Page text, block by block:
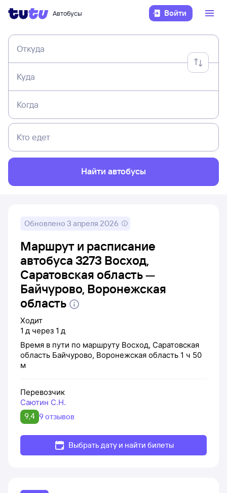
Автобусы Войти
Откуда
Куда
Когда
Кто едет
Найти автобусы
Обновлено 3 апреля 2026
Маршрут и расписание
автобуса 3273 Восход,
Саратовская область —
Байчурово, Воронежская
область
Ходит
1 д через 1 д
Время в пути по маршруту Восход, Саратовская
область Байчурово, Воронежская область 1 ч 50
м
Перевозчик
Саютин С.Н.
9,4 9 отзывов
Выбрать дату и найти билеты